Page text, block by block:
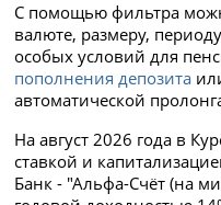
С помощью фильтра
валюте, размеру,
особых условий для
пополнения депозита
автоматической
На август 2026 года в
ставкой и
Банк - "Альфа-Счёт (на